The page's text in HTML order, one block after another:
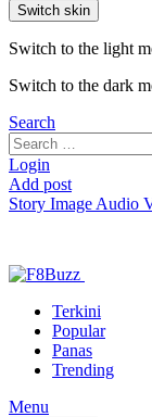
Switch skin
Switch to the light
Switch to the dark
Search
Search
for:
Login
Add post
Story Image Audio
Terkini
Popular
Panas
Trending
Menu